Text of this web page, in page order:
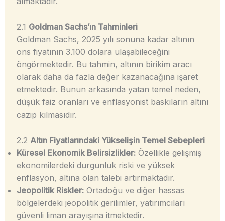
2.1 Goldman Sachs’ın Tahminleri
Goldman Sachs, 2025 yılı sonuna kadar altının
ons fiyatının 3.100 dolara ulaşabileceğini
öngörmektedir. Bu tahmin, altının birikim aracı
olarak daha da fazla değer kazanacağına işaret
etmektedir. Bunun arkasında yatan temel neden,
düşük faiz oranları ve enflasyonist baskıların altını
cazip kılmasıdır.
2.2 Altın Fiyatlarındaki Yükselişin Temel Sebepleri
Küresel Ekonomik Belirsizlikler:Özellikle gelişmiş
ekonomilerdeki durgunluk riski ve yüksek
enflasyon, altına olan talebi artırmaktadır.
Jeopolitik Riskler:Ortadoğu ve diğer hassas
bölgelerdeki jeopolitik gerilimler, yatırımcıları
güvenli liman arayışına itmektedir.